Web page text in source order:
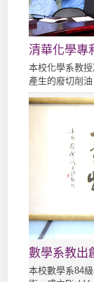
清華化學專
本校化學系教
產生的廢切削
數學系教出
本校數學系84